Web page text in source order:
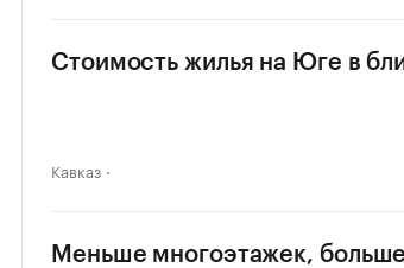
Стоимость жилья на Юге в
Кавказ
Меньше многоэтажек,